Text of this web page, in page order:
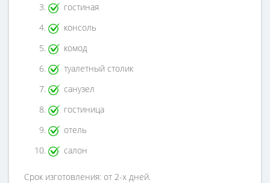
гостиная
консоль
комод
туалетный столик
санузел
гостиница
отель
салон
Срок изготовления: от 2-х дней.